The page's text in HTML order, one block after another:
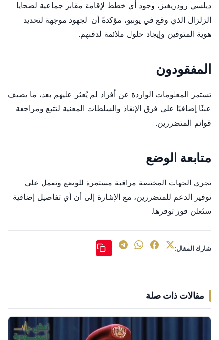
ديلسي رودريغيز، وجود أي خطط لإقامة مقابر جماعية لضحايا
الزلزال الذي وقع في يونيو، مؤكدةً أن الجهود موجهة لتحديد
هوية المتوفين وإيجاد حلول ملائمة لدفنهم.
المفقودون
تستمر المعلومات الواردة عن أفراد لم يُعثر عليهم بعد، ما يضيف
عبئًا إضافيًا على فرق الإنقاذ والسلطات المعنية لتتبع ومراجعة
قوائم المتضررين.
متابعة الوضع
تجري الجهات المختصة مراقبة مستمرة للوضع وتعمل على
توفير الدعم للمتضررين، مع الإشارة إلى أن أي تفاصيل إضافية
ستُعلن فور توفرها.
شارك المقال:
مقالات ذات صلة